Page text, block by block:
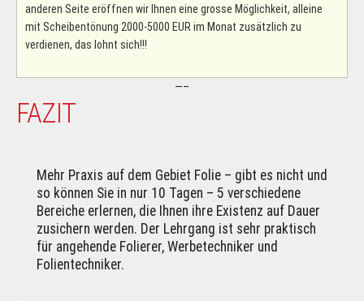
anderen Seite eröffnen wir Ihnen eine grosse Möglichkeit, alleine
mit Scheibentönung 2000-5000 EUR im Monat zusätzlich zu
verdienen, das lohnt sich!!!
—–
FAZIT
Mehr Praxis auf dem Gebiet Folie – gibt es nicht und
so können Sie in nur 10 Tagen – 5 verschiedene
Bereiche erlernen, die Ihnen ihre Existenz auf Dauer
zusichern werden. Der Lehrgang ist sehr praktisch
für angehende Folierer, Werbetechniker und
Folientechniker.